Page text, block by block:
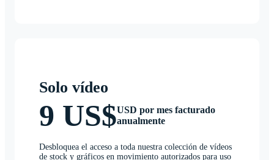
Solo vídeo
9 US$USD por mes facturado
anualmente
Desbloquea el acceso a toda nuestra colección de vídeos
de stock y gráficos en movimiento autorizados para uso